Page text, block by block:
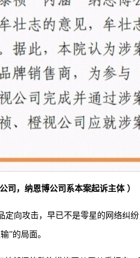
司，纳恩博公司系本案起诉主体 ）
向攻击，早已不是零星的网络纠
”的局面。